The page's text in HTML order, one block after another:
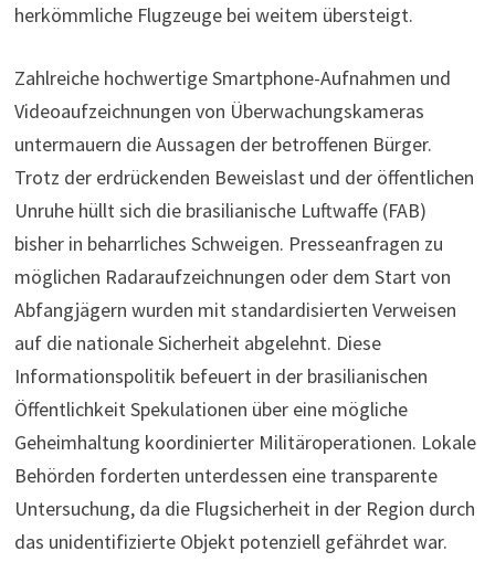
herkömmliche Flugzeuge bei weitem übersteigt.
Zahlreiche hochwertige Smartphone-Aufnahmen und
Videoaufzeichnungen von Überwachungskameras
untermauern die Aussagen der betroffenen Bürger.
Trotz der erdrückenden Beweislast und der öffentlichen
Unruhe hüllt sich die brasilianische Luftwaffe (FAB)
bisher in beharrliches Schweigen. Presseanfragen zu
möglichen Radaraufzeichnungen oder dem Start von
Abfangjägern wurden mit standardisierten Verweisen
auf die nationale Sicherheit abgelehnt. Diese
Informationspolitik befeuert in der brasilianischen
Öffentlichkeit Spekulationen über eine mögliche
Geheimhaltung koordinierter Militäroperationen. Lokale
Behörden forderten unterdessen eine transparente
Untersuchung, da die Flugsicherheit in der Region durch
das unidentifizierte Objekt potenziell gefährdet war.